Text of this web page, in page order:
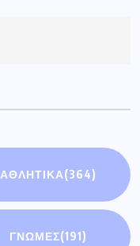
ΑΘΛΗΤΙΚΑ(364)
ΓΝΩΜΕΣ(191)